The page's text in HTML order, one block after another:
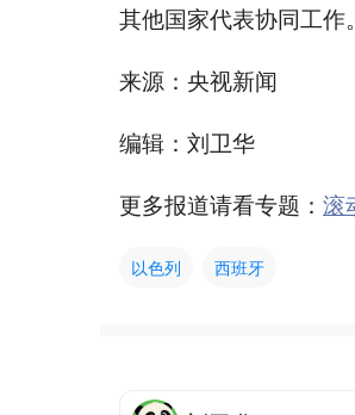
其他国家代表协同工作。
来源：央视新闻
编辑：刘卫华
更多报道请看专题： 滚
以色列 西班牙